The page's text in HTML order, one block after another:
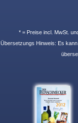
* = Preise incl. MwSt.
Übersetzungs Hinweis: Es